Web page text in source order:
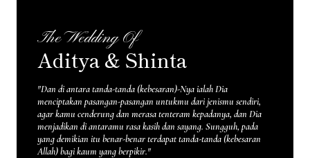
The Wedding Of
Aditya & Shinta
"Dan di antara tanda-tanda (kebesaran)-Nya ialah Dia
menciptakan pasangan-pasangan untukmu dari jenismu sendiri,
agar kamu cenderung dan merasa tenteram kepadanya, dan Dia
menjadikan di antaramu rasa kasih dan sayang. Sungguh, pada
yang demikian itu benar-benar terdapat tanda-tanda (kebesaran
Allah) bagi kaum yang berpikir."